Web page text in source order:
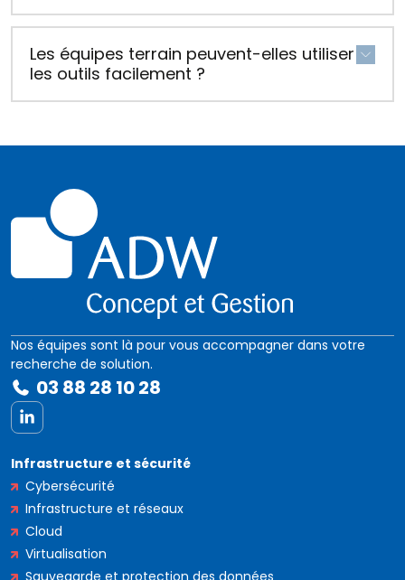
Les équipes terrain peuvent-elles utiliser
les outils facilement ?
Nos équipes sont là pour vous accompagner dans votre
recherche de solution.
03 88 28 10 28
LinkedIn
Infrastructure et sécurité
Cybersécurité
Infrastructure et réseaux
Cloud
Virtualisation
Sauvegarde et protection des données